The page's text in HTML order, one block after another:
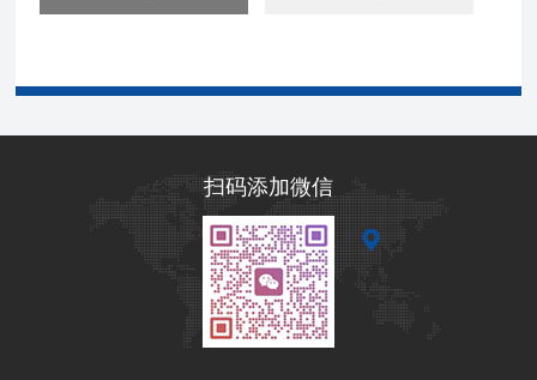
扫码添加微信